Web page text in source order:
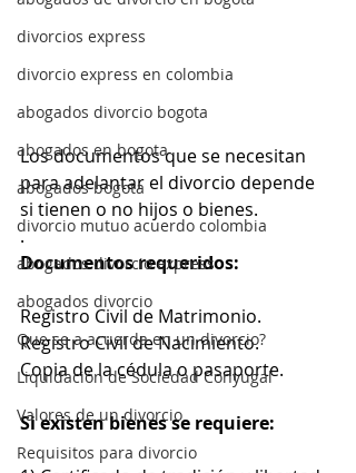
divorcios express
divorcio express en colombia
abogados divorcio bogota
abogados en bogota
abogados bogota
divorcio mutuo acuerdo colombia
abogados divorcio express
abogados divorcio
Que se a acuerda en un divorcio?
Liquidación de Sociedad Conyugal
Valores de un divorcio
Requisitos para divorcio
Los documentos que se necesitan
para adelantar el divorcio depende
si tienen o no hijos o bienes.
.
Documentos requeridos:
Registro Civil de Matrimonio.
Registro Civil de Nacimiento.
Copia de la cédula o pasaporte.
Si existen bienes se requiere: